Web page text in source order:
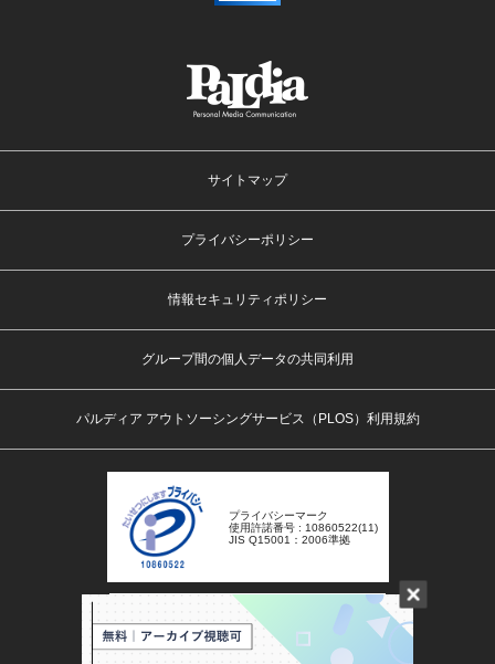
サイトマップ
プライバシーポリシー
情報セキュリティポリシー
グループ間の個人データの共同利用
パルディア アウトソーシングサービス（PLOS）利用規約
プライバシーマーク
使用許諾番号 : 10860522(11)
JIS Q15001：2006準拠